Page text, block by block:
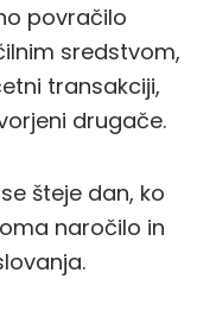
povračilo
sredstvom,
transakciji,
drugače.
šteje dan, ko
naročilo in